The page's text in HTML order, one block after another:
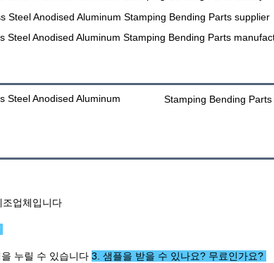
업체입니다
누릴 수 있습니다 3. 샘플을 받을 수 있나요? 무료인가요?